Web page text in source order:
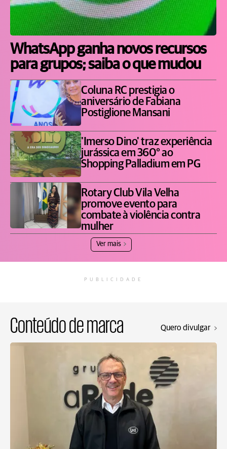
WhatsApp ganha novos recursos
para grupos; saiba o que mudou
Coluna RC prestigia o
aniversário de Fabiana
Postiglione Mansani
'Imerso Dino' traz experiência
jurássica em 360° ao
Shopping Palladium em PG
Rotary Club Vila Velha
promove evento para
combate à violência contra
mulher
Ver mais
PUBLICIDADE
Conteúdo de marca Quero divulgar